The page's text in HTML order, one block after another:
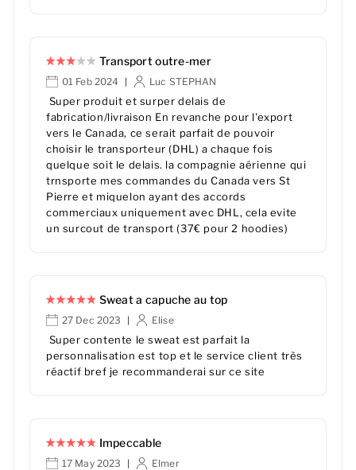
Transport outre-mer
01 Feb 2024 | Luc STEPHAN
Super produit et surper delais de
fabrication/livraison En revanche pour l'export
vers le Canada, ce serait parfait de pouvoir
choisir le transporteur (DHL) a chaque fois
quelque soit le delais. la compagnie aérienne qui
trnsporte mes commandes du Canada vers St
Pierre et miquelon ayant des accords
commerciaux uniquement avec DHL, cela evite
un surcout de transport (37€ pour 2 hoodies)
Sweat a capuche au top
27 Dec 2023 | Elise
Super contente le sweat est parfait la
personnalisation est top et le service client très
réactif bref je recommanderai sur ce site
Impeccable
17 May 2023 | Elmer